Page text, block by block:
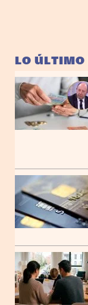
LO ÚLTIMO